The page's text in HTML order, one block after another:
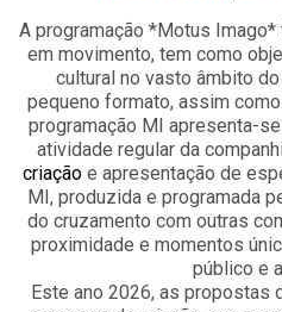
A programação *Motus
em movimento, tem como
cultural no vasto âmbito
pequeno formato, assim
programação MI apresenta-
atividade regular da
criação e apresentação de
MI, produzida e programada
do cruzamento com outras
proximidade e momentos
público e
Este ano 2026, as propostas